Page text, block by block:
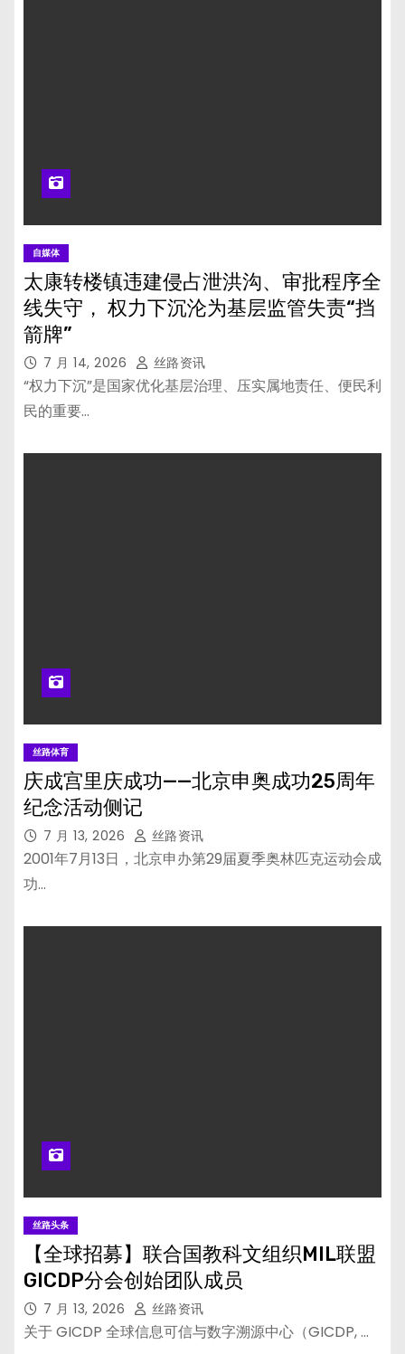
自媒体
太康转楼镇违建侵占泄洪沟、审批程序全
线失守， 权力下沉沦为基层监管失责“挡
箭牌”
7 月 14, 2026 丝路资讯
“权力下沉”是国家优化基层治理、压实属地责任、便民利
民的重要…
丝路体育
庆成宫里庆成功——北京申奥成功25周年
纪念活动侧记
7 月 13, 2026 丝路资讯
2001年7月13日，北京申办第29届夏季奥林匹克运动会成
功…
丝路头条
【全球招募】联合国教科文组织MIL联盟
GICDP分会创始团队成员
7 月 13, 2026 丝路资讯
关于 GICDP 全球信息可信与数字溯源中心（GICDP, …